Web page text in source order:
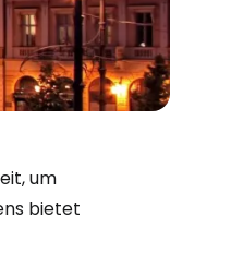
um
bietet